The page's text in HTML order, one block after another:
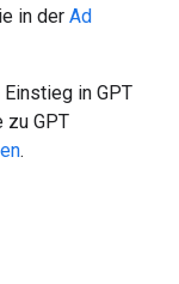
in der Ad
in GPT
zu GPT
.